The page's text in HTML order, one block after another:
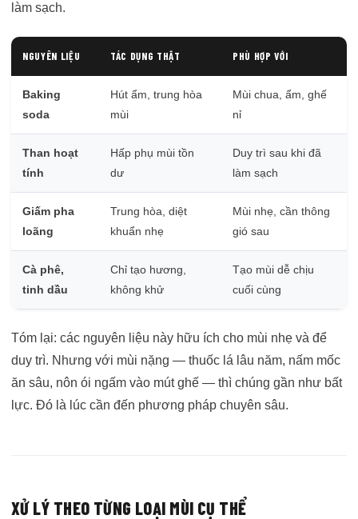
làm sạch.
NGUYÊN LIỆU TÁC DỤNG THẬT PHÙ HỢP VỚI
Baking
soda
Hút ẩm, trung hòa
mùi
Mùi chua, ẩm, ghế
nỉ
Than hoạt
tính
Hấp phụ mùi tồn
dư
Duy trì sau khi đã
làm sạch
Giấm pha
loãng
Trung hòa, diệt
khuẩn nhẹ
Mùi nhẹ, cần thông
gió sau
Cà phê,
tinh dầu
Chỉ tạo hương,
không khử
Tạo mùi dễ chịu
cuối cùng
Tóm lại: các nguyên liệu này hữu ích cho mùi nhẹ và để
duy trì. Nhưng với mùi nặng — thuốc lá lâu năm, nấm mốc
ăn sâu, nôn ói ngấm vào mút ghế — thì chúng gần như bất
lực. Đó là lúc cần đến phương pháp chuyên sâu.
XỬ LÝ THEO TỪNG LOẠI MÙI CỤ THỂ